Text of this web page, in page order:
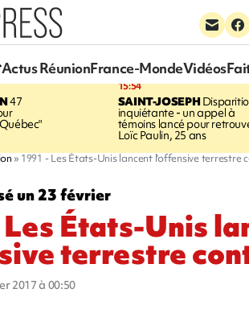
Actus RéunionFrance-MondeVidéos
47
15:54
SAINT-JOSEPH
inquiétante - un appel à
témoins lancé pour
Loïc Paulin, 25 ans
1991 - Les États-Unis lancent l'offensive terrestre
un 23 février
États-Unis
terrestre
2017 à 00:50